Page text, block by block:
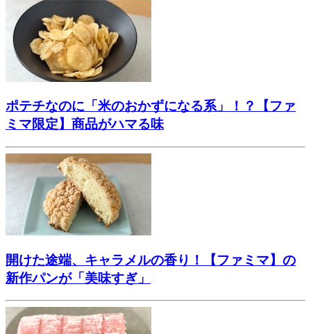
ポテチなのに「米のおかずになる系」！？【ファ
ミマ限定】商品がハマる味
開けた途端、キャラメルの香り！【ファミマ】の
新作パンが「美味すぎ」